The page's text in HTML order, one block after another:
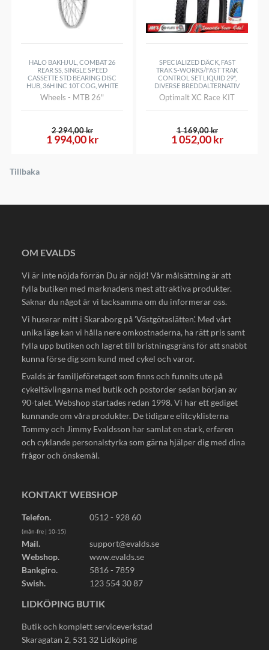
HALO BAKHJUL, COMBAT 26
REAR SS, SINGLE SPEED
CASSETTE STD BEARING DISC
HUB, 36H INC 10T COG, WHITE
Wheels - MTB 26"
1 994,00 kr
2 294,00 kr
SPECIALIZED DÄCK, FAST
TRAK S-WORKS/FAST TRAK
CONTROL SET LIQUID 29",
DIVERSE BREDDALTERNATIV
Optimalt XC Race KIT
1 052,00 kr
1 169,00 kr
Tillbaka
OM EVALDS
Vi är inte nöjda förrän Du är nöjd! Vår målsättning är att
fylla butiken med marknadens mest attraktiva produkter.
Saknar du något är vi tacksamma om du informerar oss.
Vi huserar mitt i Skaraborg på 'Västgötaslätten'. Med vårt
unika läge kan vi hålla nere omkostnaderna, ha rätt pris samt
fylla upp butiken och lagret till bristningsgräns för att snabbt
kunna förse dig som kund med cykel och varor.
Evalds är familjeföretaget som finns och funnits ute på
cykeltävlingarna med butik och postorder sedan början av
90-talet. Webshop startades redan 1998. Vi har ett gediget
kunnande om våra produkter. De tidigare elitcyklisterna
Tommy och Jimmy Evaldsson har samlat en stark, erfaren
och cyklande personalstyrka som gärna hjälper dig med dina
frågor och önskemål.
KONTAKT WEBSHOP
Telefon. 0512 - 928 60
(mån-fre | 10-15)
Mail.
support@evalds.se
Webshop.
www.evalds.se
Bankgiro.
5816 - 7859
Swish.
123 554 30 87
LIDKÖPING BUTIK
Butik och komplett serviceverkstad
Skaragatan 2, 531 32 Lidköping